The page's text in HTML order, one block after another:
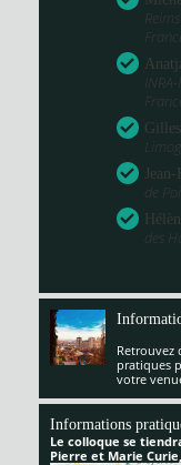
de
des
Retrouvez
pratiques
votre
Informations
Le colloque se
Pierre et Marie